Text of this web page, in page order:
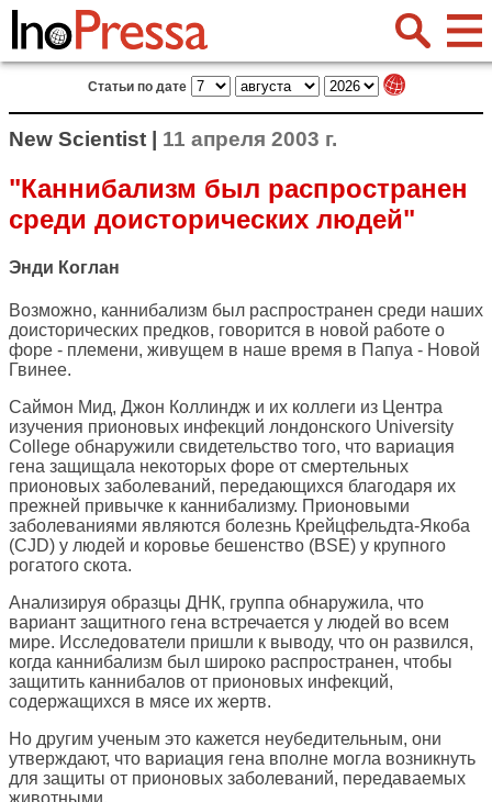
Статьи по дате
New Scientist | 11 апреля 2003 г.
"Каннибализм был распространен
среди доисторических людей"
Энди Коглан
Возможно, каннибализм был распространен среди наших
доисторических предков, говорится в новой работе о
форе - племени, живущем в наше время в Папуа - Новой
Гвинее.
Саймон Мид, Джон Коллиндж и их коллеги из Центра
изучения прионовых инфекций лондонского University
College обнаружили свидетельство того, что вариация
гена защищала некоторых форе от смертельных
прионовых заболеваний, передающихся благодаря их
прежней привычке к каннибализму. Прионовыми
заболеваниями являются болезнь Крейцфельдта-Якоба
(CJD) у людей и коровье бешенство (BSE) у крупного
рогатого скота.
Анализируя образцы ДНК, группа обнаружила, что
вариант защитного гена встречается у людей во всем
мире. Исследователи пришли к выводу, что он развился,
когда каннибализм был широко распространен, чтобы
защитить каннибалов от прионовых инфекций,
содержащихся в мясе их жертв.
Но другим ученым это кажется неубедительным, они
утверждают, что вариация гена вполне могла возникнуть
для защиты от прионовых заболеваний, передаваемых